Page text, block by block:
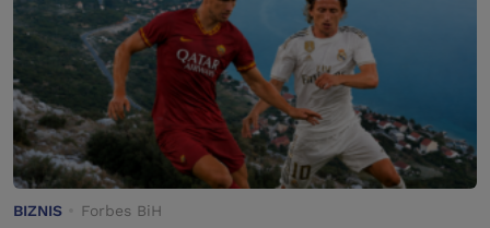
BIZNIS Forbes BiH